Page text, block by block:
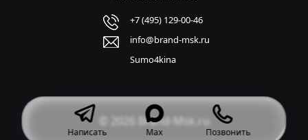
+7 (495) 129-00-46
info@brand-msk.ru
Sumo4kina
© 2026 Brand-Msk.ru
Написать Max Позвонить